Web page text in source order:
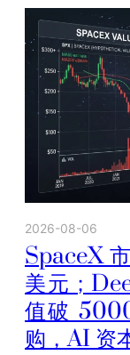
2026-08-06
SpaceX
美元；
值破
购，AI 资